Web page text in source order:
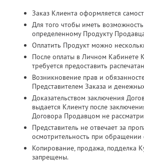
Заказ Клиента оформляется
Для того чтобы иметь
определенному Продукту
Оплатить Продукт можно
После оплаты в Личном Кабинете
требуется предоставить
Возникновение прав и
Представителем Заказа и
Доказательством заключения
выдается Клиенту после
Договора Продавцом не
Представитель не отвечает за
осмотрительность при
Копирование, продажа, подделка
запрещены.